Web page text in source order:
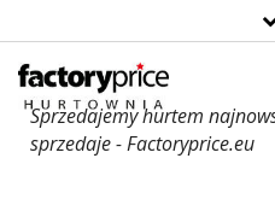
Sprzedajemy hurtem
sprzedaje - Factoryprice.eu